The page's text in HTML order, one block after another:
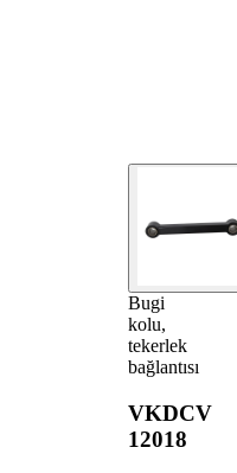
Bugi
kolu,
tekerlek
bağlantısı
VKDCV
12018